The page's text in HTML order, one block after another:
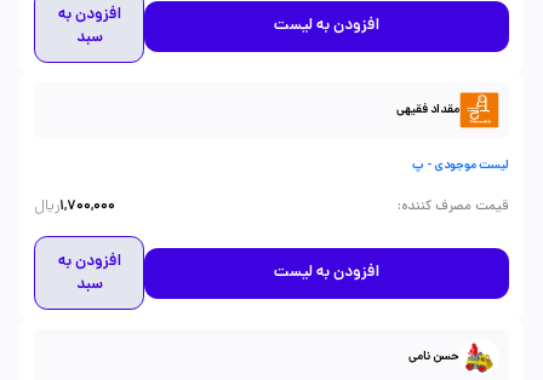
افزودن به لیست
افزودن به
سبد
مقداد فقیهی
لیست موجودی - پ
قیمت مصرف کننده:
1,700,000ریال
افزودن به لیست
افزودن به
سبد
حسن نامی